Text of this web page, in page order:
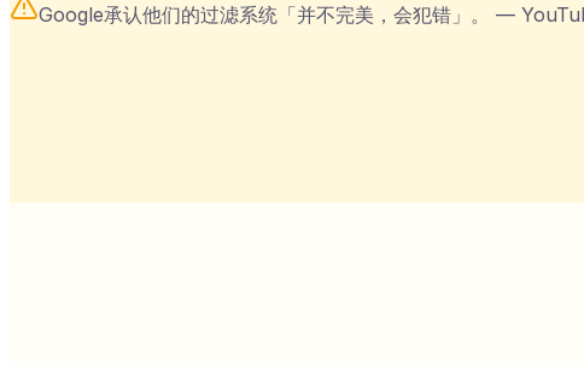
Google承认他们的过滤系统「并不完美，会犯错」。 —